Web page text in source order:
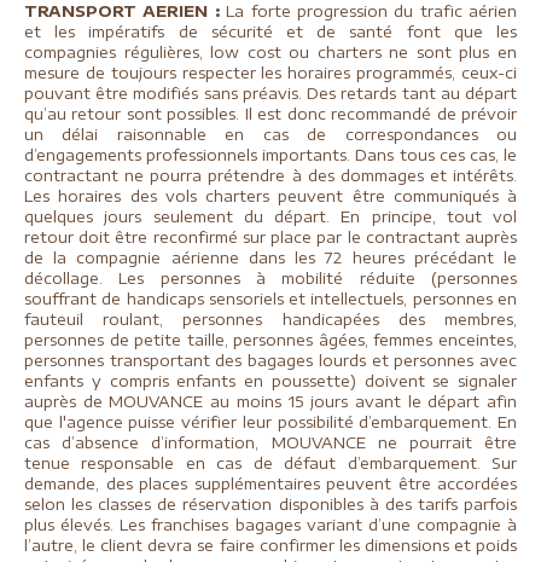
TRANSPORT AERIEN :La forte progression du trafic aérien
et les impératifs de sécurité et de santé font que les
compagnies régulières, low cost ou charters ne sont plus en
mesure de toujours respecter les horaires programmés, ceux-ci
pouvant être modifiés sans préavis. Des retards tant au départ
qu’au retour sont possibles. Il est donc recommandé de prévoir
un délai raisonnable en cas de correspondances ou
d’engagements professionnels importants. Dans tous ces cas, le
contractant ne pourra prétendre à des dommages et intérêts.
Les horaires des vols charters peuvent être communiqués à
quelques jours seulement du départ. En principe, tout vol
retour doit être reconfirmé sur place par le contractant auprès
de la compagnie aérienne dans les 72 heures précédant le
décollage. Les personnes à mobilité réduite (personnes
souffrant de handicaps sensoriels et intellectuels, personnes en
fauteuil roulant, personnes handicapées des membres,
personnes de petite taille, personnes âgées, femmes enceintes,
personnes transportant des bagages lourds et personnes avec
enfants y compris enfants en poussette) doivent se signaler
auprès de MOUVANCE au moins 15 jours avant le départ afin
que l'agence puisse vérifier leur possibilité d’embarquement. En
cas d’absence d’information, MOUVANCE ne pourrait être
tenue responsable en cas de défaut d’embarquement. Sur
demande, des places supplémentaires peuvent être accordées
selon les classes de réservation disponibles à des tarifs parfois
plus élevés. Les franchises bagages variant d’une compagnie à
l’autre, le client devra se faire confirmer les dimensions et poids